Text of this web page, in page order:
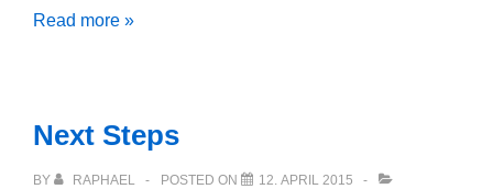
Elektroinstallation
Küchenfußboden
Read more »
Next Steps
BY RAPHAEL POSTED ON
12. APRIL 2015